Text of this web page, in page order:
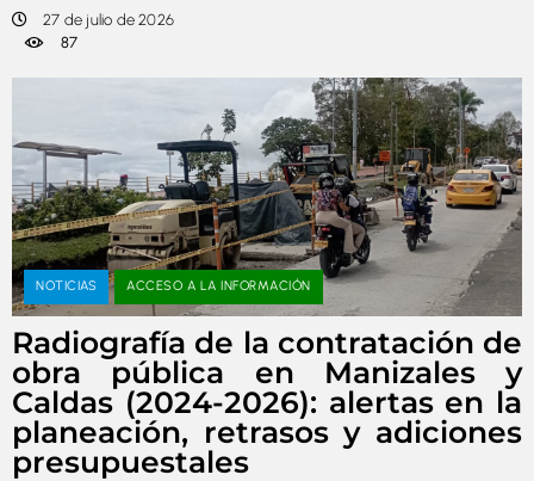
27 de julio de 2026
87
NOTICIAS ACCESO A LA INFORMACIÓN
Radiografía de la contratación de
obra pública en Manizales y
Caldas (2024-2026): alertas en la
planeación, retrasos y adiciones
presupuestales